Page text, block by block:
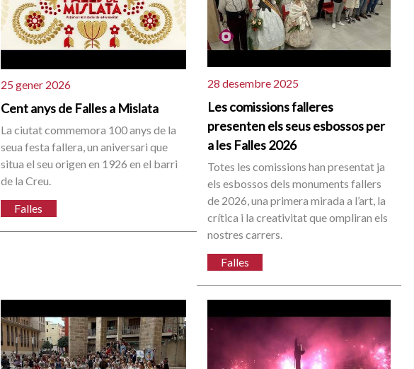
25 gener 2026
Cent anys de Falles a Mislata
La ciutat commemora 100 anys de la
seua festa fallera, un aniversari que
situa el seu origen en 1926 en el barri
de la Creu.
Falles
28 desembre 2025
Les comissions falleres
presenten els seus esbossos per
a les Falles 2026
Totes les comissions han presentat ja
els esbossos dels monuments fallers
de 2026, una primera mirada a l’art, la
crítica i la creativitat que ompliran els
nostres carrers.
Falles